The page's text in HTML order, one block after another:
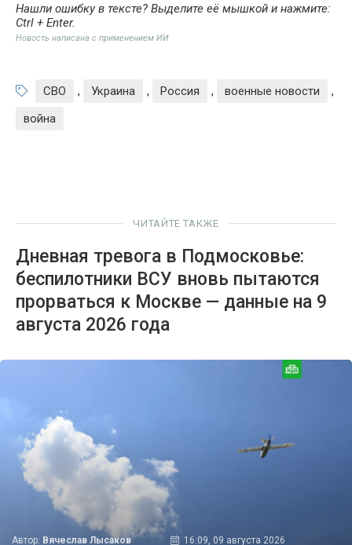
Нашли ошибку в тексте? Выделите её мышкой и нажмите:
Ctrl + Enter.
Новость написана с применением ИИ
СВО , Украина , Россия , военные новости
,
война
ЧИТАЙТЕ ТАКЖЕ
Дневная тревога в Подмосковье:
беспилотники ВСУ вновь пытаются
прорваться к Москве — данные на 9
августа 2026 года
Автор: Вячеслав Лысаков 16:09, 09 августа 2026